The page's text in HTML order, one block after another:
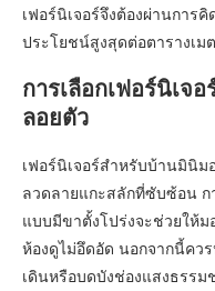
เฟอร์นิเจอร์จึงต้องผ่านการ
ประโยชน์สูงสุดต่อตารางเม
การเลือกเฟอร์นิเจ
ลอยตัว
เฟอร์นิเจอร์สำหรับบ้านมินิม
ลวดลายแกะสลักที่ซับซ้อน ก
แบบมีขาตั้งโปร่งจะช่วยให้
ห้องดูไม่อึดอัด นอกจากนี้ควร
เดินหรือบดบังช่องแสงธรร